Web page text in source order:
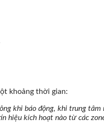
khoảng thời gian:
khi báo động, khi trung
hiệu kích hoạt nào từ các